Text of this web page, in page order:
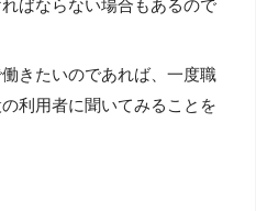
ばならない場合もあるので
きたいのであれば、一度職
利用者に聞いてみることを